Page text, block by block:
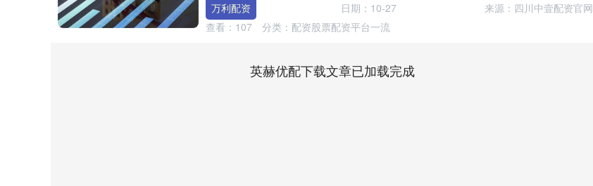
万利配资 日期：10-27
来源：四川中壹配资官网
查看： 107 分类： 配资股票配资平台一流
英赫优配下载文章已加载完成